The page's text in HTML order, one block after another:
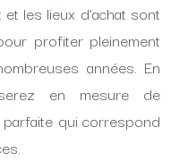
les lieux d’achat sont
profiter pleinement
années. En
en mesure de
qui correspond